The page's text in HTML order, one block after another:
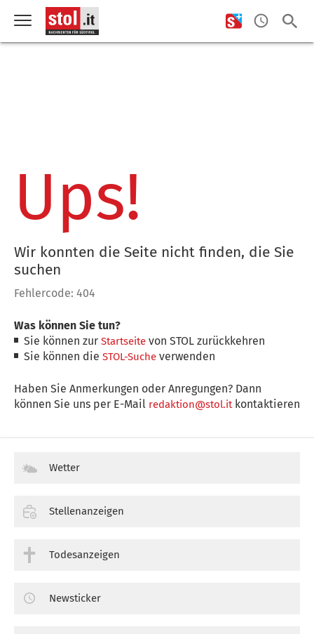
Ups!
Wir konnten die Seite nicht finden, die Sie
suchen
Fehlercode: 404
Was können Sie tun?
Sie können zurStartseite von STOL zurückkehren
Sie können dieSTOL-Suche verwenden
Haben Sie Anmerkungen oder Anregungen? Dann
können Sie uns per E-Mail redaktion@stol.itkontaktieren
Wetter
Stellenanzeigen
Todesanzeigen
Newsticker